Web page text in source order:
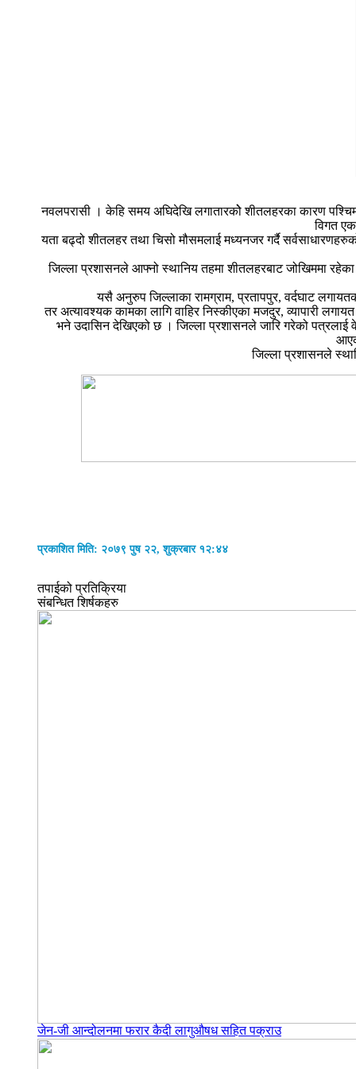
नवलपरासी । केहि समय अघिदेखि लगातारकोे शीतलहरका कारण
विगत
यता बढ्दो शीतलहर तथा चिसो मौसमलाई मध्यनजर गर्दै
जिल्ला प्रशासनले आफ्नो स्थानिय तहमा शीतलहरबाट जोखिममा
यसै अनुरुप जिल्लाका रामग्राम, प्रतापपुर, वर्दघाट
तर अत्यावश्यक कामका लागि वाहिर निस्कीएका मजदुर, व्यापारी
भने उदासिन देखिएको छ । जिल्ला प्रशासनले जारि गरेको पत्रलाई
जिल्ला प्रशासनले
प्रकाशित मिति: २०७९ पुष २२, शुक्रबार १२:४४
तपाईको प्रतिक्रिया
संबन्धित शिर्षकहरु
जेन-जी आन्दोलनमा फरार कैदी लागुऔषध सहित पक्राउ